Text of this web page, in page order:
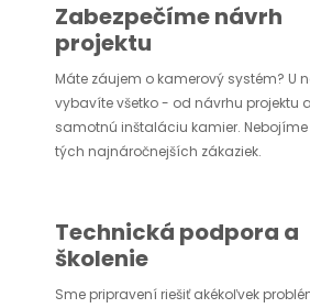
Zabezpečíme návrh
projektu
Máte záujem o kamerový systém? U
vybavíte všetko - od návrhu projektu
samotnú inštaláciu kamier.
tých najnáročnejších zákaziek.
Technická podpora a
školenie
Sme pripravení riešiť akékoľvek